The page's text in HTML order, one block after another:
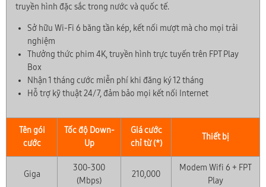
truyền hình đặc sắc trong nước và quốc tế.
Sở hữu Wi-Fi 6 băng tần kép, kết nối mượt mà cho mọi trải
nghiệm
Thưởng thức phim 4K, truyền hình trực tuyến trên FPT Play
Box
Nhận 1 tháng cước miễn phí khi đăng ký 12 tháng
Hỗ trợ kỹ thuật 24/7, đảm bảo mọi kết nối Internet
Tên gói
cước
Tốc độ Down-
Up
Giá cước
chỉ từ (*)
Thiết bị
Giga
300-300
(Mbps)
210,000
Modem Wifi 6 + FPT
Play